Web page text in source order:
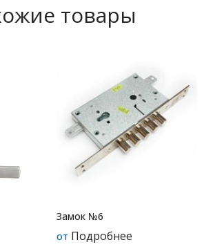
товары
Замок №6
от Подробнее